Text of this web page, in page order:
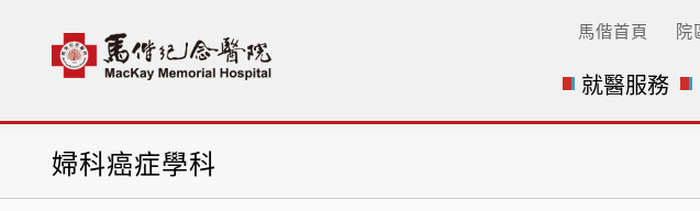
馬偕首頁 院
就醫服務
婦科癌症學科